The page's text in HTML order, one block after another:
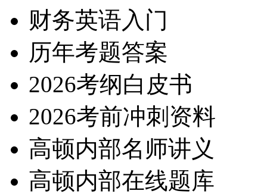
财务英语入门
历年考题答案
2026考纲白皮书
2026考前冲刺资料
高顿内部名师讲义
高顿内部在线题库